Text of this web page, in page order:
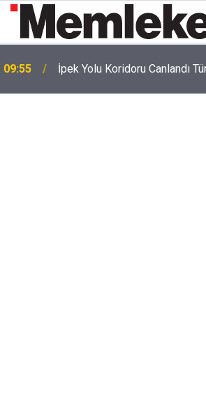
09:55 İpek Yolu Koridoru Canlandı